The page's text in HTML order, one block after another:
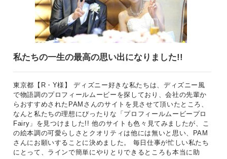
私たちの一生の最高の思い出になりました!!
東京都【R・Y様】 ディズニー好きな私たちは、ディズニー風
で物語調のプロフィールムービーを探しており、会社の先輩か
らおすすめされたPAMさんのサイトを見させて頂いたところ、
なんと私たちの理想にぴったりな「プロフィールムービープロ
Fairy」を見つけました!! 他のサイトも色々見てみましたが、こ
の絵本調の可愛らしさとクオリティは他には無いと思い、PAM
さんにお願いすることに決めました。 毎日仕事が忙しい私たち
にとって、ラインで簡単にやりとりできるところも本当に助